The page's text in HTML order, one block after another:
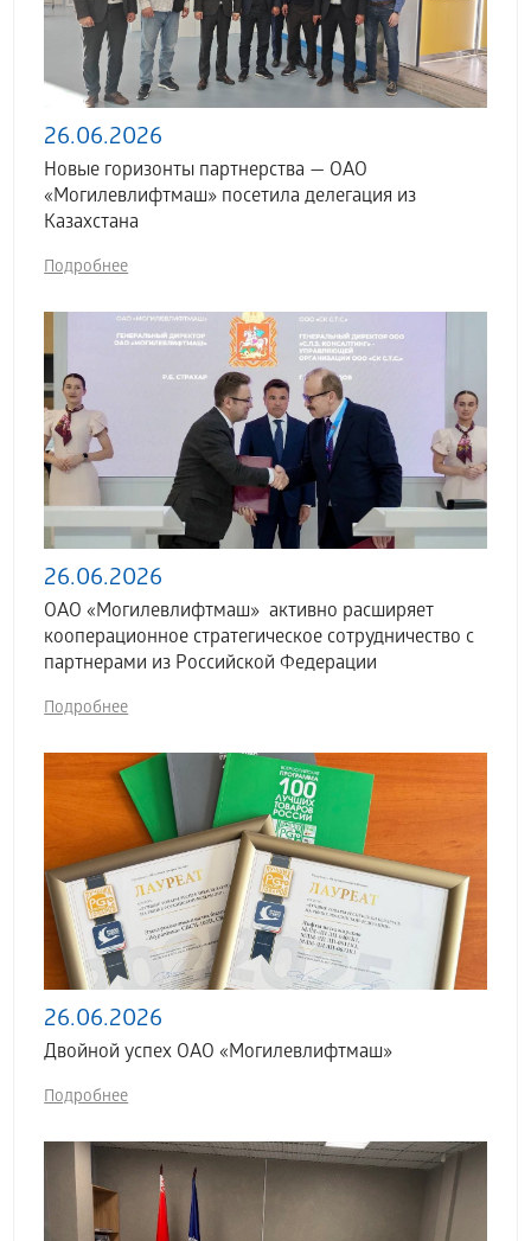
26.06.2026
Новые горизонты партнерства — ОАО
«Могилевлифтмаш» посетила делегация из
Казахстана
Подробнее
26.06.2026
ОАО «Могилевлифтмаш» активно расширяет
кооперационное стратегическое сотрудничество с
партнерами из Российской Федерации
Подробнее
26.06.2026
Двойной успех ОАО «Могилевлифтмаш»
Подробнее